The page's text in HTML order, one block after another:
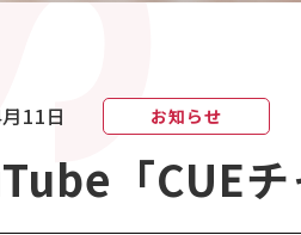
11日 お知らせ
「CUEチ